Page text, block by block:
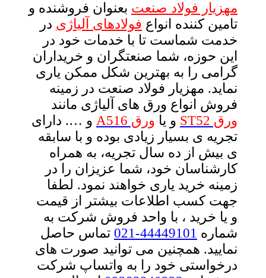
مهزیار فولاد صنعت بعنوان فروشنده و
تامین کننده انواع فولادهای آلیاژی در
خدمت شماست تا با خدمات خود در
این حوزه، شما صنعتگران و خریداران
گرامی را به بهترین شکل ممکن یاری
نماید. مهزیار فولاد صنعت در زمینه
فروش انواع ورق های آلیاژی مانند
ورق ST52
و یا ورق A516
و …. دارای
تجریه ی بسیار زیادی بوده و با سابقه
ی بیش از ده سال تجریه، به همراه
کارشناسان خود، شما عزیزان را در
زمینه خرید یاری خواهند نمود. لطفا
جهت کسب اطلاعات بیشتر از قیمت
و یا خرید ، با واحد فروش شرکت به
شماره 44449101-021
تماس حاصل
نمایید. همچنین می توانید صورت های
درخواستی خود را به واتساپ شرکت